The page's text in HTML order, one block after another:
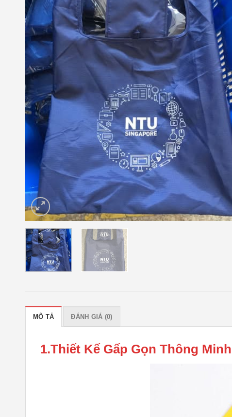
MÔ TẢ ĐÁNH GIÁ (0)
1.Thiết Kế Gấp Gọn Thông